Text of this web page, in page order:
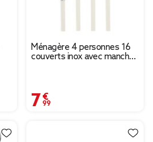
Ménagère 4 personnes 16
couverts inox avec manche
7,99 €